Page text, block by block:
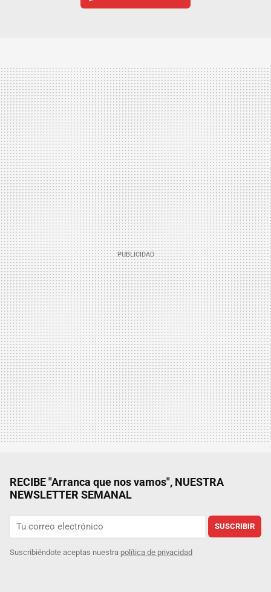
RECIBE "Arranca que nos vamos", NUESTRA
NEWSLETTER SEMANAL
SUSCRIBIR
Suscribiéndote aceptas nuestra política de privacidad